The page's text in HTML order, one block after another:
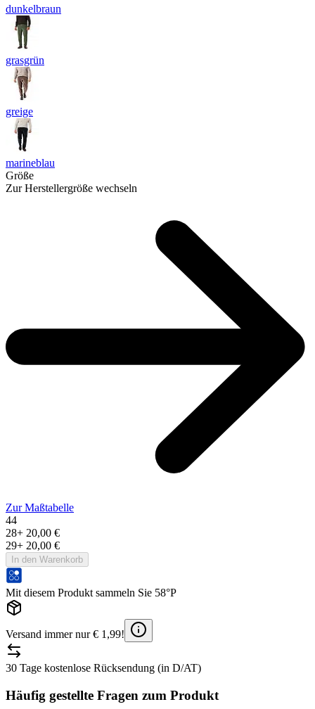
dunkelbraun
grasgrün
greige
marineblau
Größe
Zur Herstellergröße wechseln
Zur Maßtabelle
44
28+ 20,00 €
29+ 20,00 €
In den Warenkorb
Mit diesem Produkt sammeln Sie 58°P
Versand immer nur € 1,99!
30 Tage kostenlose Rücksendung (in D/AT)
Häufig gestellte Fragen zum Produkt